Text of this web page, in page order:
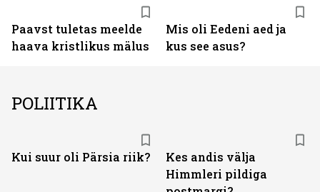
Paavst tuletas meelde
haava kristlikus mälus
Mis oli Eedeni aed ja
kus see asus?
POLIITIKA
Kui suur oli Pärsia riik?
Kes andis välja
Himmleri pildiga